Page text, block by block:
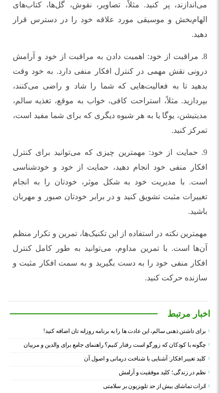
می‌اندازند، پر کنید. مثلاً، تصاویر، نقوش، گل‌ها، کتاب‌های
الهام‌بخش و موسیقی مورد علاقه خود را در دسترس قرار
دهید.
8. مراقبت از خود: اهمیت دادن به مراقبت از خود و آرامش
درونی نقش مهمی در کنترل افکار منفی دارد. به خود وقت
بدهید تا به فعالیت‌هایی که شما را شاد و راضی می‌کنند،
بپردازید. مثلاً، استراحت کافی، خواب به موقع، تغذیه سالم،
مدیتیشن، یوگا یا به هر شیوه دیگری که برای شما مفید است،
تمرکز کنید.
9. حمایت از خود: مهمترین چیزی که می‌توانید برای کنترل
افکار منفی خود انجام دهید، حمایت از خود و خودشناسی
است. با مدیریت خود به شکل موثر، خودتان را به انجام
تغییرات مثبت تشویق کنید و در برابر خودتان صبور و مهربان
باشید.
مهمترین نکته در استفاده از این تکنیک‌ها، تمرین و تکرار منظم
آن‌ها است. با تمرین مداوم، می‌توانید به طور کامل کنترل
افکار منفی خود را به دست بگیرید و به سمت افکار مثبت و
سازنده حرکت کنید.
اخبار مرتبط
برای داشتن ذهنی سالم، این عادت ها را به برنامه روزانه تان اضافه کنید!
چگونه با کودکان که زورگو است رفتار کنیم؟ راهنمای جامع برای والدین و مربیان
کلید تغییر افکار: آشنایی با شناخت درمانی و اصول آن
نظم در زندگی؛ کلید موفقیت و آرامش
اثرات تماشای بیش از حد تلویزیون بر سلامتی